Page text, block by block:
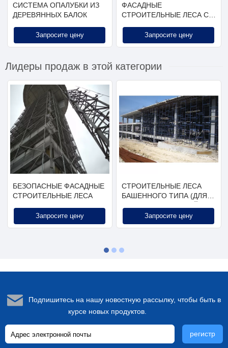
СИСТЕМА ОПАЛУБКИ ИЗ
ДЕРЕВЯННЫХ БАЛОК
Запросите цену
ФАСАДНЫЕ
СТРОИТЕЛЬНЫЕ ЛЕСА С
Запросите цену
Лидеры продаж в этой категории
БЕЗОПАСНЫЕ ФАСАДНЫЕ
СТРОИТЕЛЬНЫЕ ЛЕСА
Запросите цену
СТРОИТЕЛЬНЫЕ ЛЕСА
БАШЕННОГО ТИПА (ДЛЯ
Запросите цену
Подпишитесь на нашу новостную рассылку, чтобы быть в
курсе новых продуктов.
регистр